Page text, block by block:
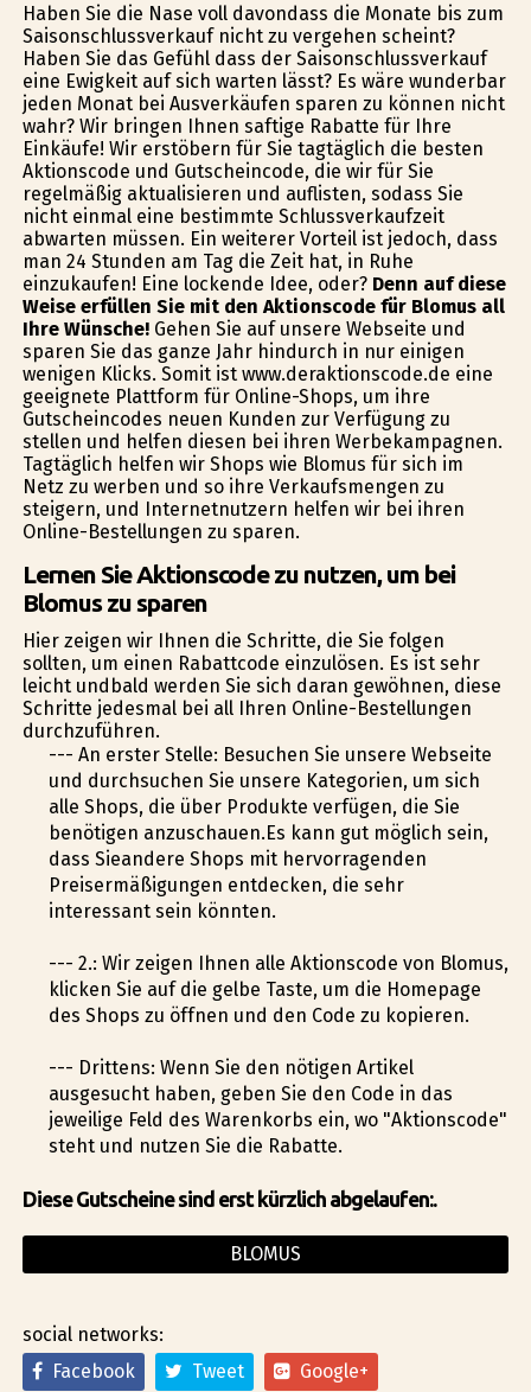
Haben Sie die Nase voll davondass die Monate bis zum
Saisonschlussverkauf nicht zu vergehen scheint?
Haben Sie das Gefühl dass der Saisonschlussverkauf
eine Ewigkeit auf sich warten lässt? Es wäre wunderbar
jeden Monat bei Ausverkäufen sparen zu können nicht
wahr? Wir bringen Ihnen saftige Rabatte für Ihre
Einkäufe! Wir erstöbern für Sie tagtäglich die besten
Aktionscode und Gutscheincode, die wir für Sie
regelmäßig aktualisieren und auflisten, sodass Sie
nicht einmal eine bestimmte Schlussverkaufzeit
abwarten müssen. Ein weiterer Vorteil ist jedoch, dass
man 24 Stunden am Tag die Zeit hat, in Ruhe
einzukaufen! Eine lockende Idee, oder? Denn auf diese
Weise erfüllen Sie mit den Aktionscode für Blomus all
Ihre Wünsche!Gehen Sie auf unsere Webseite und
sparen Sie das ganze Jahr hindurch in nur einigen
wenigen Klicks. Somit ist www.deraktionscode.de eine
geeignete Plattform für Online-Shops, um ihre
Gutscheincodes neuen Kunden zur Verfügung zu
stellen und helfen diesen bei ihren Werbekampagnen.
Tagtäglich helfen wir Shops wie Blomus für sich im
Netz zu werben und so ihre Verkaufsmengen zu
steigern, und Internetnutzern helfen wir bei ihren
Online-Bestellungen zu sparen.
Lernen Sie Aktionscode zu nutzen, um bei
Blomus zu sparen
Hier zeigen wir Ihnen die Schritte, die Sie folgen
sollten, um einen Rabattcode einzulösen. Es ist sehr
leicht undbald werden Sie sich daran gewöhnen, diese
Schritte jedesmal bei all Ihren Online-Bestellungen
durchzuführen.
--- An erster Stelle: Besuchen Sie unsere Webseite
und durchsuchen Sie unsere Kategorien, um sich
alle Shops, die über Produkte verfügen, die Sie
benötigen anzuschauen.Es kann gut möglich sein,
dass Sieandere Shops mit hervorragenden
Preisermäßigungen entdecken, die sehr
interessant sein könnten.
--- 2.: Wir zeigen Ihnen alle Aktionscode von Blomus,
klicken Sie auf die gelbe Taste, um die Homepage
des Shops zu öffnen und den Code zu kopieren.
--- Drittens: Wenn Sie den nötigen Artikel
ausgesucht haben, geben Sie den Code in das
jeweilige Feld des Warenkorbs ein, wo "Aktionscode"
steht und nutzen Sie die Rabatte.
Diese Gutscheine sind erst kürzlich abgelaufen:.
BLOMUS
social networks:
Facebook
Tweet Google+